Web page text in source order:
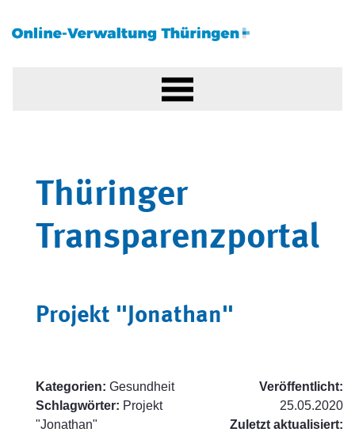
Thüringer
Transparenzportal
Projekt "Jonathan"
Kategorien: Gesundheit
Schlagwörter: Projekt
"Jonathan"
Veröffentlicht:
25.05.2020
Zuletzt aktualisiert: